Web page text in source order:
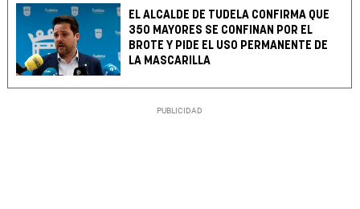
EL ALCALDE DE TUDELA CONFIRMA QUE
350 MAYORES SE CONFINAN POR EL
BROTE Y PIDE EL USO PERMANENTE DE
LA MASCARILLA